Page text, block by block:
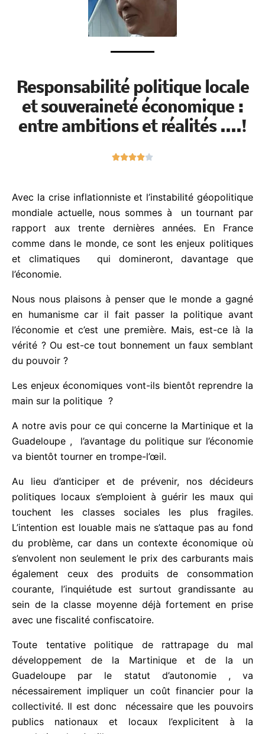
Responsabilité politique
locale et souveraineté
économique : entre ambitions
é
4
s
Avec la crise inflationniste et l’instabilité
géopolitique mondiale actuelle, nous sommes à un
tournant par rapport aux trente dernières années.
En France comme dans le monde, ce sont les
enjeux politiques et climatiques qui domineront,
davantage que l’économie.
Nous nous plaisons à penser que le monde a gagné
en humanisme car il fait passer la politique avant
l’économie et c’est une première. Mais, est-ce là la
vérité ? Ou est-ce tout bonnement un faux
semblant du pouvoir ?
Les enjeux économiques vont-ils bientôt reprendre
la main sur la politique ?
A notre avis pour ce qui concerne la Martinique et
la Guadeloupe , l’avantage du politique sur
l’économie va bientôt tourner en trompe-l’œil.
Au lieu d’anticiper et de prévenir, nos décideurs
politiques locaux s’emploient à guérir les maux qui
touchent les classes sociales les plus fragiles.
L’intention est louable mais ne s’attaque pas au
fond du problème, car dans un contexte
économique où s’envolent non seulement le prix
des carburants mais également ceux des produits
de consommation courante, l’inquiétude est surtout
grandissante au sein de la classe moyenne déjà
fortement en prise avec une fiscalité confiscatoire.
Toute tentative politique de rattrapage du mal
développement de la Martinique et de la un
Guadeloupe par le statut d’autonomie , va
nécessairement impliquer un coût financier pour la
collectivité. Il est donc nécessaire que les pouvoirs